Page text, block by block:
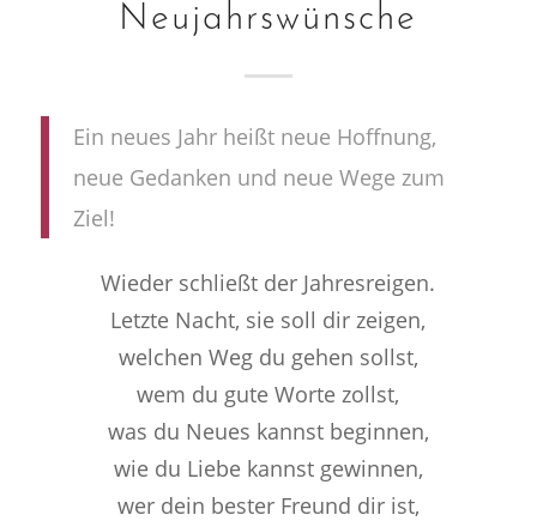
Neujahrswünsche
Ein neues Jahr heißt neue Hoffnung,
neue Gedanken und neue Wege zum
Ziel!
Wieder schließt der Jahresreigen.
Letzte Nacht, sie soll dir zeigen,
welchen Weg du gehen sollst,
wem du gute Worte zollst,
was du Neues kannst beginnen,
wie du Liebe kannst gewinnen,
wer dein bester Freund dir ist,